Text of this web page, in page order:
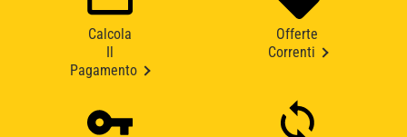
Calcola
Pagamento
Offerte
Correnti